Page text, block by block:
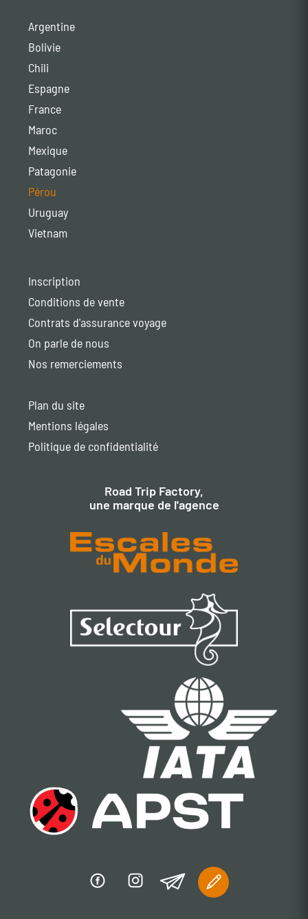
Argentine
Bolivie
Chili
Espagne
France
Maroc
Mexique
Patagonie
Pérou
Uruguay
Vietnam
Inscription
Conditions de vente
Contrats d'assurance voyage
On parle de nous
Nos remerciements
Plan du site
Mentions légales
Politique de confidentialité
Road Trip Factory,
une marque de l'agence